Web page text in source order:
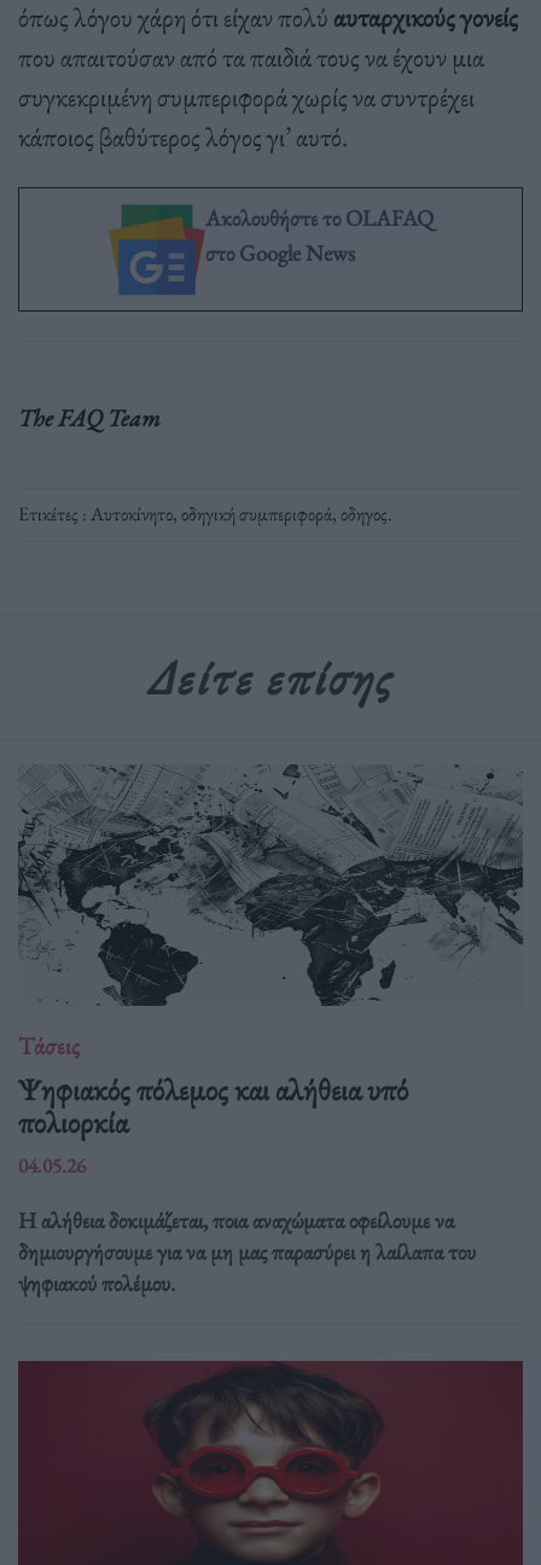
όπως λόγου χάρη ότι είχαν πολύ αυταρχικούς γονείς
που απαιτούσαν από τα παιδιά τους να έχουν μια
συγκεκριμένη συμπεριφορά χωρίς να συντρέχει
κάποιος βαθύτερος λόγος γι’ αυτό.
Ακολουθήστε το OLAFAQ
στο Google News
The FAQ Team
Ετικέτες :Αυτοκίνητο,οδηγική συμπεριφορά,οδηγος.
Δείτε επίσης
Τάσεις
Ψηφιακός πόλεμος και αλήθεια υπό
πολιορκία
04.05.26
Η αλήθεια δοκιμάζεται, ποια αναχώματα οφείλουμε να
δημιουργήσουμε για να μη μας παρασύρει η λαίλαπα του
ψηφιακού πολέμου.